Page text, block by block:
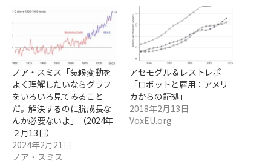
ノア・スミス「気候変動を
よく理解したいならグラフ
をいろいろ見てみること
だ。解決するのに脱成長な
んか必要ないよ」（2024年
２月13日）
2024年2月21日
ノア・スミス
アセモグル & レストレポ
「ロボットと雇用：アメリ
カからの証拠」
2018年2月13日
VoxEU.org